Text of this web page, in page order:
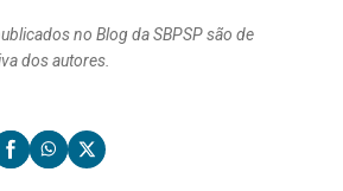
no Blog da SBPSP são de
dos autores.